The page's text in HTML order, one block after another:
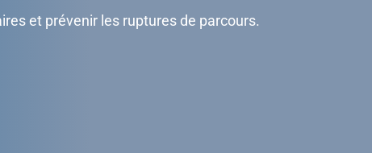
et prévenir les ruptures de parcours.